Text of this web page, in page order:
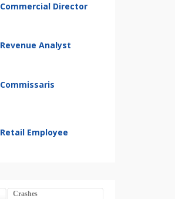
Commercial Director
Revenue Analyst
Commissaris
Retail Employee
Crashes